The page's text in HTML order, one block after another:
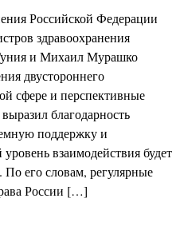
Российской Федерации
здравоохранения
и Михаил Мурашко
двустороннего
сфере и перспективные
благодарность
поддержку и
взаимодействия будет
По его словам, регулярные
России […]